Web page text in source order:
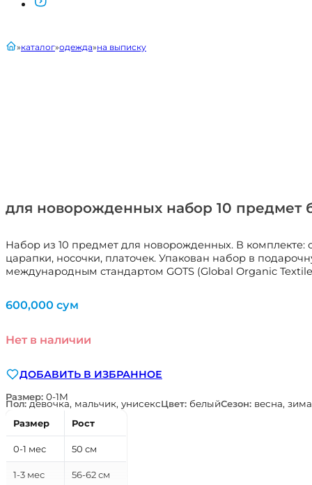
для новорожденных набор 10 предмет
Набор из 10 предмет для новорожденных. В
царапки, носочки, платочек. Упакован набор в
международным стандартом GOTS (Global Organic
главнаякаталог одежда на выписку
600,000 сум
Нет в наличии
ДОБАВИТЬ В ИЗБРАННОЕ
Размер: 0-1М
Пол:девочка, мальчик, унисексЦвет: белыйСезон: весна,
Размер
Рост
0-1 мес 50 см
1-3 мес 56-62 см